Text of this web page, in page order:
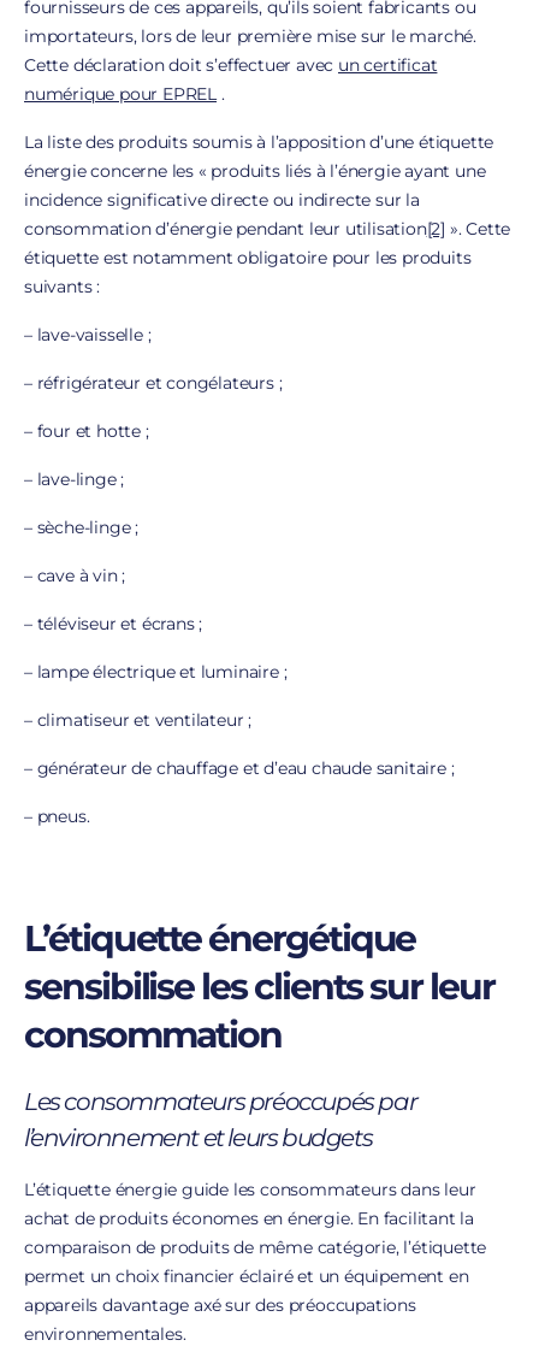
fournisseurs de ces appareils, qu’ils soient fabricants ou
importateurs, lors de leur première mise sur le marché.
Cette déclaration doit s’effectuer avec un certificat
numérique pour EPREL.
La liste des produits soumis à l’apposition d’une étiquette
énergie concerne les « produits liés à l’énergie ayant une
incidence significative directe ou indirecte sur la
consommation d’énergie pendant leur utilisation[2] ». Cette
étiquette est notamment obligatoire pour les produits
suivants :
– lave-vaisselle ;
– réfrigérateur et congélateurs ;
– four et hotte ;
– lave-linge ;
– sèche-linge ;
– cave à vin ;
– téléviseur et écrans ;
– lampe électrique et luminaire ;
– climatiseur et ventilateur ;
– générateur de chauffage et d’eau chaude sanitaire ;
– pneus.
L’étiquette énergétique
sensibilise les clients sur leur
consommation
Les consommateurs préoccupés par
l’environnement et leurs budgets
L’étiquette énergie guide les consommateurs dans leur
achat de produits économes en énergie. En facilitant la
comparaison de produits de même catégorie, l’étiquette
permet un choix financier éclairé et un équipement en
appareils davantage axé sur des préoccupations
environnementales.